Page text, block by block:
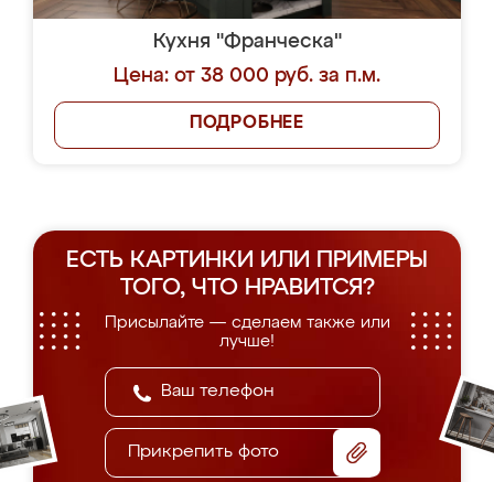
Кухня "Франческа"
Цена: от 38 000 руб. за п.м.
ПОДРОБНЕЕ
ЕСТЬ КАРТИНКИ ИЛИ ПРИМЕРЫ
ТОГО, ЧТО НРАВИТСЯ?
Присылайте — сделаем также или
лучше!
Прикрепить фото